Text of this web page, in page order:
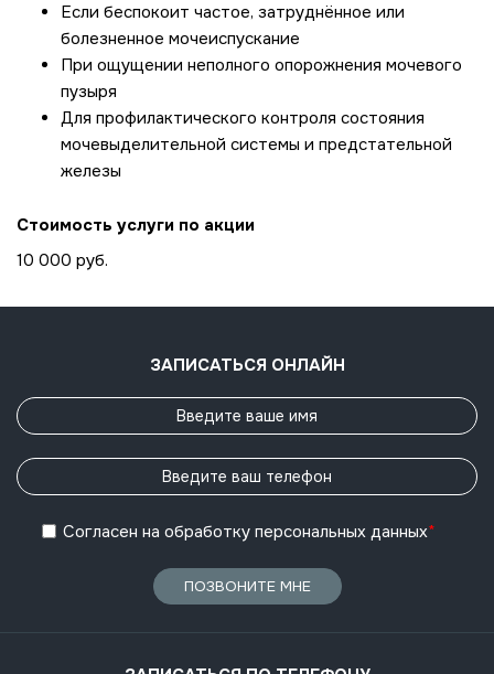
Если беспокоит частое, затруднённое или
болезненное мочеиспускание
При ощущении неполного опорожнения мочевого
пузыря
Для профилактического контроля состояния
мочевыделительной системы и предстательной
железы
Стоимость услуги по акции
10 000 руб.
ЗАПИСАТЬСЯ ОНЛАЙН
Согласен на обработку персональных данных*
ПОЗВОНИТЕ МНЕ